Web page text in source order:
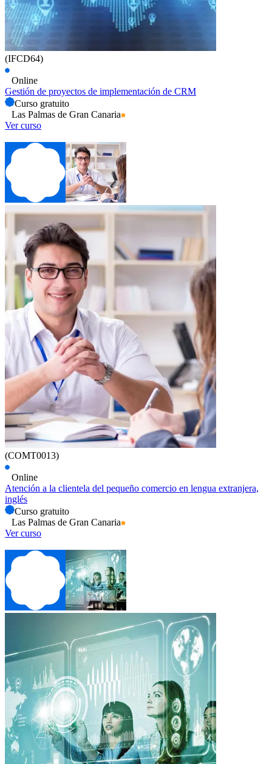
(IFCD64)
Online
Gestión de proyectos de implementación de CRM
Curso gratuito
Las Palmas de Gran Canaria
Ver curso
(COMT0013)
Online
Atención a la clientela del pequeño comercio en lengua extranjera,
inglés
Curso gratuito
Las Palmas de Gran Canaria
Ver curso